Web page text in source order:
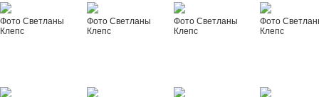
Фото Светланы
Клепс
Фото Светланы
Клепс
Фото Светланы
Клепс
Фото
Клепс